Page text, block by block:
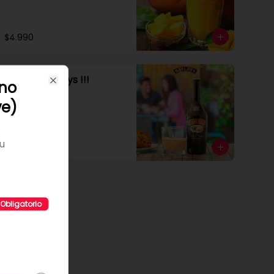
$4.990
NUEVO : Baileys !!!
Obligatorio